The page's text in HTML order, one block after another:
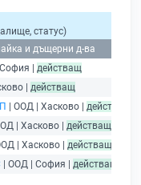
статус)
и дъщерни д-ва
| действащ
| действащ
| ООД | Хасково | действащ
| Хасково | действащ
| Хасково | действащ
| ООД | София | действащ